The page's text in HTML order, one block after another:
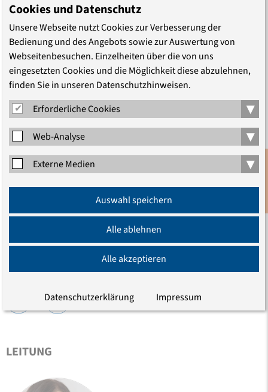
Allan Grave, Gummersbach
Michael Nitzke, Dortmund
Dr. Christel Rohde, Berlin
Mitarbeit:
Birgit Heldt (Meditativer Tanz)
LEITUNG
Anmeldung
Cookies und Datenschutz
Unsere Webseite nutzt Cookies zur Verbesserung der
Bedienung und des Angebots sowie zur Auswertung von
Webseitenbesuchen. Einzelheiten über die von uns
eingesetzten Cookies und die Möglichkeit diese abzulehnen,
finden Sie in unseren Datenschutzhinweisen.
Erforderliche Cookies
▾
Web-Analyse ▾
Externe Medien ▾
Auswahl speichern
Alle ablehnen
Alle akzeptieren
Datenschutzerklärung Impressum